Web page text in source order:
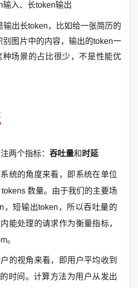
输入、长token输出
输出长token，比如给一张简历的
别图片中的内容，输出的token一
场景的占比很少，不是性能优
两个指标： 吞吐量和 时延
统的角度来看，即系统在单位
数量。由于我们的主要场
，短输出token，所以吞吐量的
能处理的请求作为衡量指标，
。
的视角来看，即用户平均收到
时间。计算方法为用户从发出